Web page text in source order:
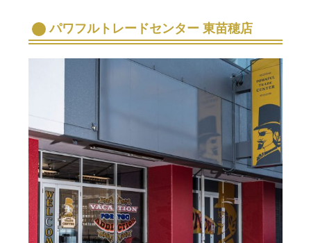
パワフルトレードセンター 東苗穂店